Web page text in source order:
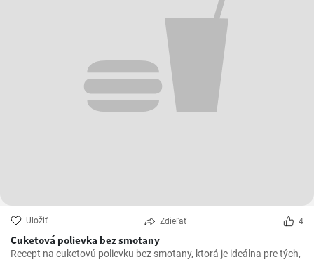
Uložiť Zdieľať 4
Cuketová polievka bez smotany
Recept na cuketovú polievku bez smotany, ktorá je ideálna pre tých,